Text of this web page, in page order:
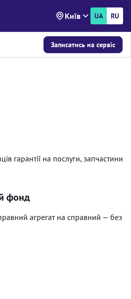
Київ UA RU
Записатись на сервіс
гарантії на послуги, запчастини
фонд
агрегат на справний — без